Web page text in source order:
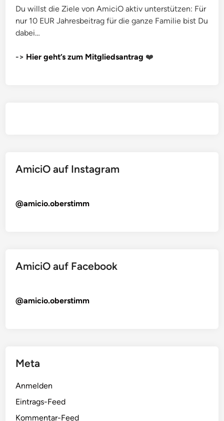
Du willst die Ziele von AmiciO aktiv unterstützen: Für
nur 10 EUR Jahresbeitrag für die ganze Familie bist Du
dabei…
-> Hier geht’s zum Mitgliedsantrag ❤️
AmiciO auf Instagram
@amicio.oberstimm
AmiciO auf Facebook
@amicio.oberstimm
Meta
Anmelden
Eintrags-Feed
Kommentar-Feed